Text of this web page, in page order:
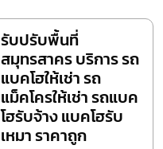
รับปรับพื้นที่
สมุทรสาคร บริการ รถ
แบคโฮให้เช่า รถ
แม็คโครให้เช่า รถแบค
โฮรับจ้าง แบคโฮรับ
เหมา ราคาถูก